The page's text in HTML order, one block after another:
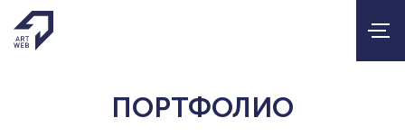
ПОРТФОЛИО